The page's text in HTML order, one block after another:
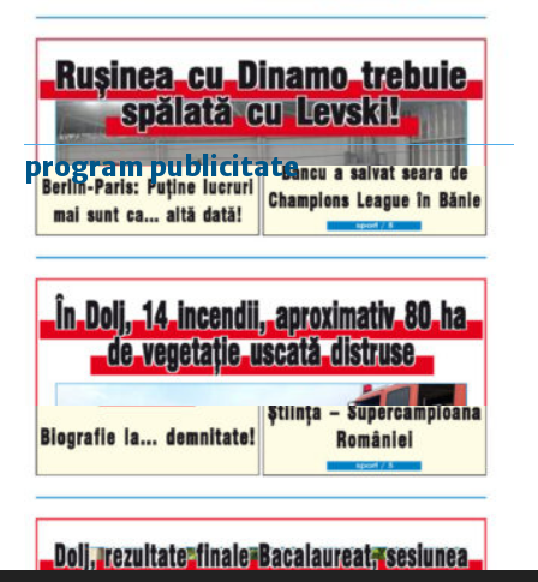
program publicitate
luni-vineri
9.00 - 17.00
duminică
9.00 - 12.00